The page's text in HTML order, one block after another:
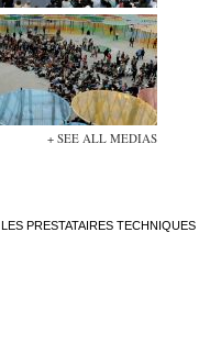
+ SEE ALL MEDIAS
LES PRESTATAIRES TECHNIQUES